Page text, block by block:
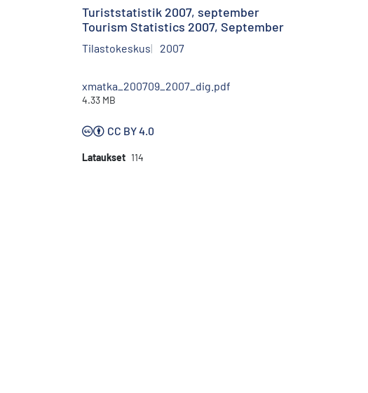
Turiststatistik 2007, september
Tourism Statistics 2007, September
Tilastokeskus 2007
xmatka_200709_2007_dig.pdf
4.33 MB
CC BY 4.0
Lataukset 114